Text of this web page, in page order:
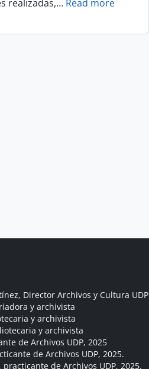
realizadas,… Read more
Director Archivos y Cultura UDP
y archivista
y archivista
y archivista
de Archivos UDP, 2025
de Archivos UDP, 2025.
de Archivos UDP, 2025.